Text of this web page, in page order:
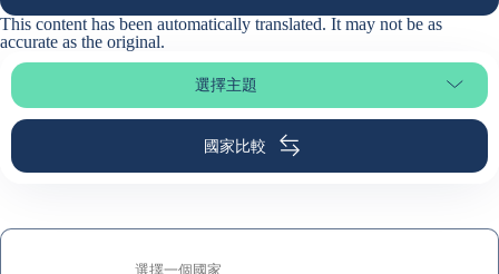
This content has been automatically translated. It may not be as
accurate as the original.
選擇主題選擇頁面段落
國家比較